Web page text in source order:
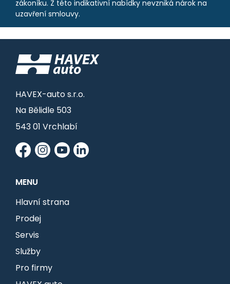
zákoníku. Z této indikativní nabídky nevzniká nárok na
uzavření smlouvy.
HAVEX-auto s.r.o.
Na Bělidle 503
543 01 Vrchlabí
MENU
Hlavní strana
Prodej
Servis
Služby
Pro firmy